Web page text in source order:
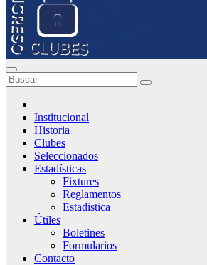
Institucional
Historia
Clubes
Seleccionados
Estadísticas
Fixtures
Reglamentos
Estadistica
Útiles
Boletines
Formularios
Contacto